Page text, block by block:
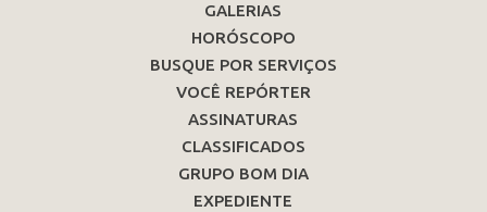
GALERIAS
HORÓSCOPO
BUSQUE POR SERVIÇOS
VOCÊ REPÓRTER
ASSINATURAS
CLASSIFICADOS
GRUPO BOM DIA
EXPEDIENTE